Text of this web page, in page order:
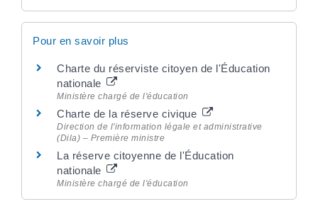
Pour en savoir plus
Charte du réserviste citoyen de l'Éducation
nationale
Ministère chargé de l'éducation
Charte de la réserve civique
Direction de l'information légale et administrative
(Dila) – Première ministre
La réserve citoyenne de l'Éducation
nationale
Ministère chargé de l'éducation